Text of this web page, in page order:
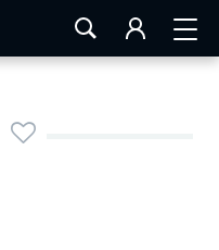
LA ROCHELLE